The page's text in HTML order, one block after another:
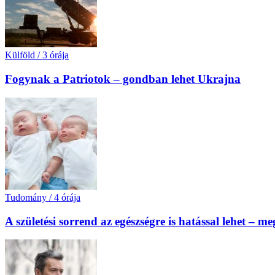
Külföld / 3 órája
Fogynak a Patriotok – gondban lehet Ukrajna
Tudomány / 4 órája
A születési sorrend az egészségre is hatással lehet –